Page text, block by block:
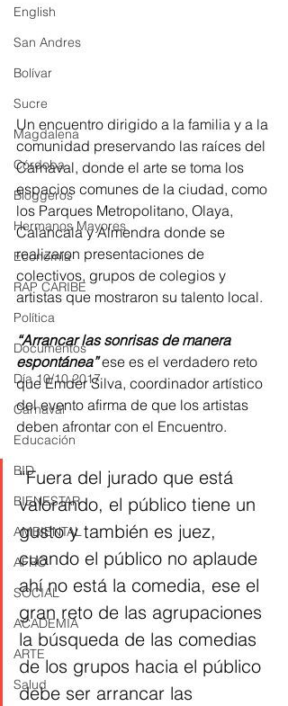
English
San Andres
Bolívar
Sucre
Magdalena
Córdoba
Bloggeros
Hermanos Mayores
Economía
RAP CARIBE
Política
Documentos
Día 10/10 2017
Carnaval
Educación
BID
BIENESTAR
AMBIENTAL
AFRO
SOCIAL
ACADEMIA
ARTE
Salud
Un encuentro dirigido a la familia y a la
comunidad preservando las raíces del
Carnaval, donde el arte se toma los
espacios comunes de la ciudad, como
los Parques Metropolitano, Olaya,
Calancala y Almendra donde se
realizaron presentaciones de
colectivos, grupos de colegios y
artistas que mostraron su talento local.
“Arrancar las sonrisas de manera
espontánea” ese es el verdadero reto
que Emder Silva, coordinador artístico
del evento afirma de que los artistas
deben afrontar con el Encuentro.
“Fuera del jurado que está
valorando, el público tiene un
gusto y también es juez,
cuando el público no aplaude
ahí no está la comedia, ese el
gran reto de las agrupaciones
la búsqueda de las comedias
de los grupos hacia el público
debe ser arrancar las